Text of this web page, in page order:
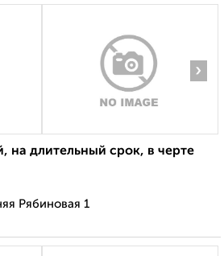
›
на длительный срок, в черте
Рябиновая 1